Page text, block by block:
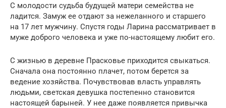
С молодости судьба будущей матери семейства не
ладится. Замуж ее отдают за нежеланного и старшего
на 17 лет мужчину. Спустя годы Ларина рассматривает в
муже доброго человека и уже по-настоящему любит его.
С жизнью в деревне Прасковье приходится свыкаться.
Сначала она постоянно плачет, потом берется за
ведение хозяйства. Почувствовав власть управлять
людьми, светская девушка постепенно становится
настоящей барыней. У нее даже появляется привычка